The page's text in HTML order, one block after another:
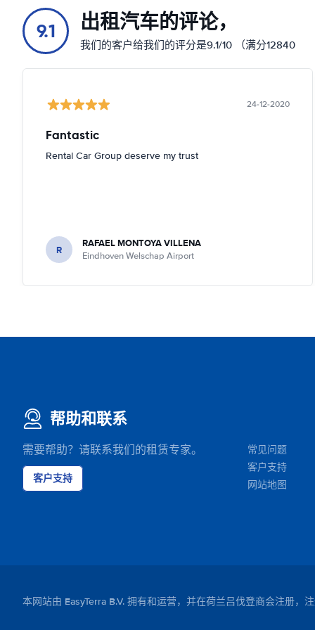
9.1 出租汽车的评论，
我们的客户给我们的评分是9.1/10 （满分12840
24-12-2020
Fantastic
Rental Car Group deserve my trust
R RAFAEL MONTOYA VILLENA
Eindhoven Welschap Airport
帮助和联系
需要帮助？请联系我们的租赁专家。
客户支持
常见问题
客户支持
网站地图
本网站由 EasyTerra B.V. 拥有和运营，并在荷兰吕伐登商会注册，注